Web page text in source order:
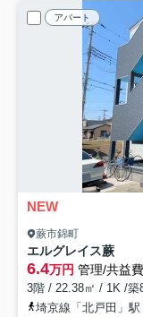
アパート
NEW
蕨市錦町
エルグレイス蕨
6.4万円 管理/共益
3階 / 22.38㎡ / 1K /築
埼京線「北戸田」